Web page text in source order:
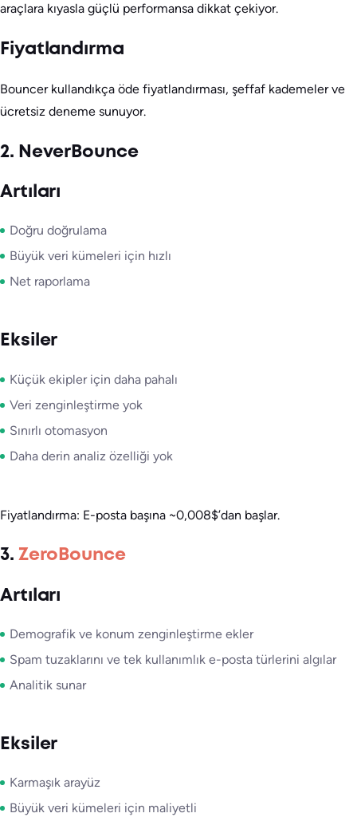
araçlara kıyasla güçlü performansa dikkat çekiyor.
Fiyatlandırma
Bouncer kullandıkça öde fiyatlandırması, şeffaf kademeler ve
ücretsiz deneme sunuyor.
2. NeverBounce
Artıları
Doğru doğrulama
Büyük veri kümeleri için hızlı
Net raporlama
Eksiler
Küçük ekipler için daha pahalı
Veri zenginleştirme yok
Sınırlı otomasyon
Daha derin analiz özelliği yok
Fiyatlandırma: E-posta başına ~0,008$’dan başlar.
3. ZeroBounce
Artıları
Demografik ve konum zenginleştirme ekler
Spam tuzaklarını ve tek kullanımlık e-posta türlerini algılar
Analitik sunar
Eksiler
Karmaşık arayüz
Büyük veri kümeleri için maliyetli